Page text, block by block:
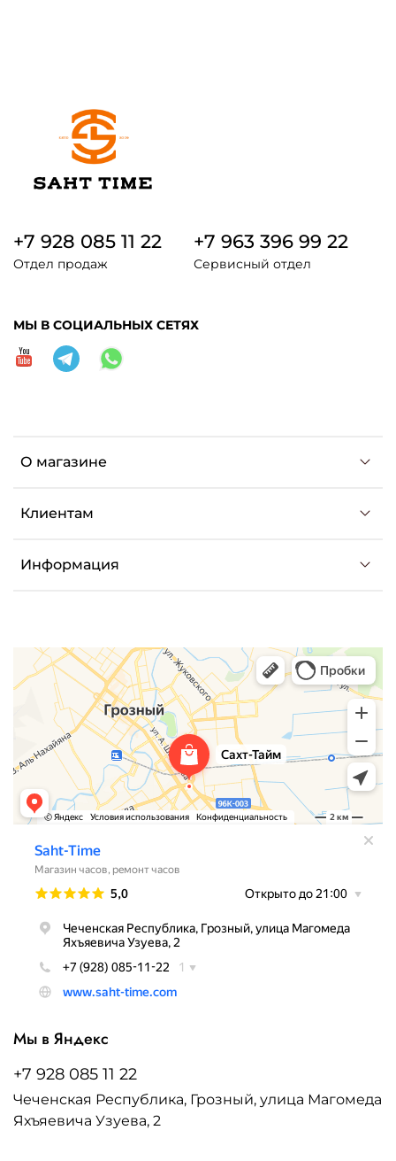
О магазине
Клиентам
Информация
+7 928 085 11 22
Отдел продаж
+7 963 396 99 22
Сервисный отдел
МЫ В СОЦИАЛЬНЫХ СЕТЯХ
Мы в Яндекс
+7 928 085 11 22
Чеченская Республика, Грозный, улица Магомеда
Яхъяевича Узуева, 2